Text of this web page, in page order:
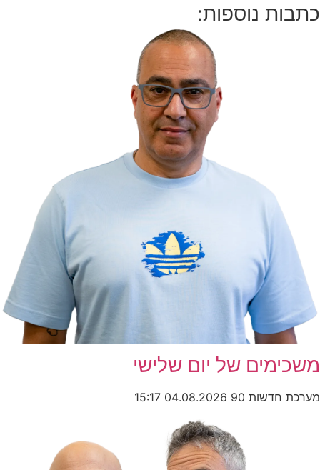
כתבות נוספות:
משכימים של יום שלישי
מערכת חדשות 90 04.08.2026
15:17